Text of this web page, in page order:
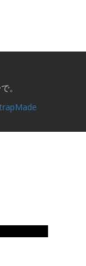
。